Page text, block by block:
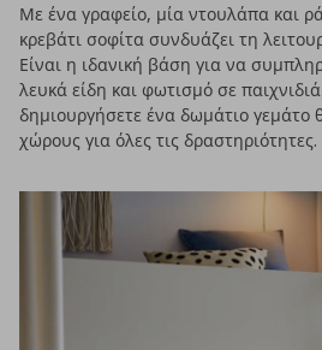
Με ένα γραφείο, μία ντουλάπα και
κρεβάτι σοφίτα συνδυάζει τη
Είναι η ιδανική βάση για να
λευκά είδη και φωτισμό σε
δημιουργήσετε ένα δωμάτιο γεμάτο
χώρους για όλες τις δραστηριότητες.